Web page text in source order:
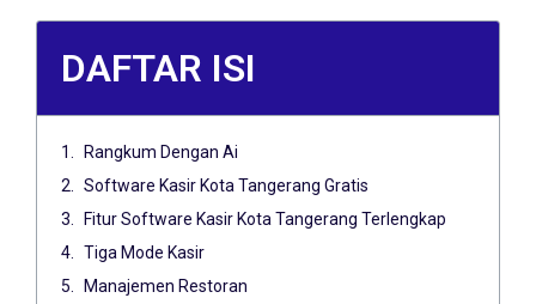
DAFTAR ISI
Rangkum Dengan Ai
Software Kasir Kota Tangerang Gratis
Fitur Software Kasir Kota Tangerang Terlengkap
Tiga Mode Kasir
Manajemen Restoran